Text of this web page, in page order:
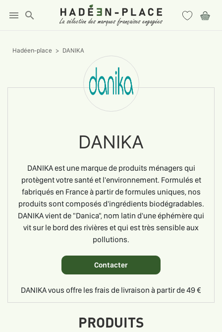
menu search
Hadéen-place DANIKA
DANIKA
DANIKA est une marque de produits ménagers qui
protègent votre santé et l'environnement. Formulés et
fabriqués en France à partir de formules uniques, nos
produits sont composés d'ingrédients biodégradables.
DANIKA vient de "Danica", nom latin d'une éphémère qui
vit sur le bord des rivières et qui est très sensible aux
pollutions.
Contacter
DANIKA vous offre les frais de livraison à partir de 49 €
PRODUITS